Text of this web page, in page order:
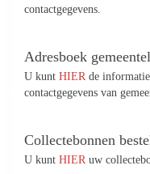
contactgegevens.
Adresboek
U kunt HIER de
contactgegevens van
Collectebonnen
U kunt HIER uw